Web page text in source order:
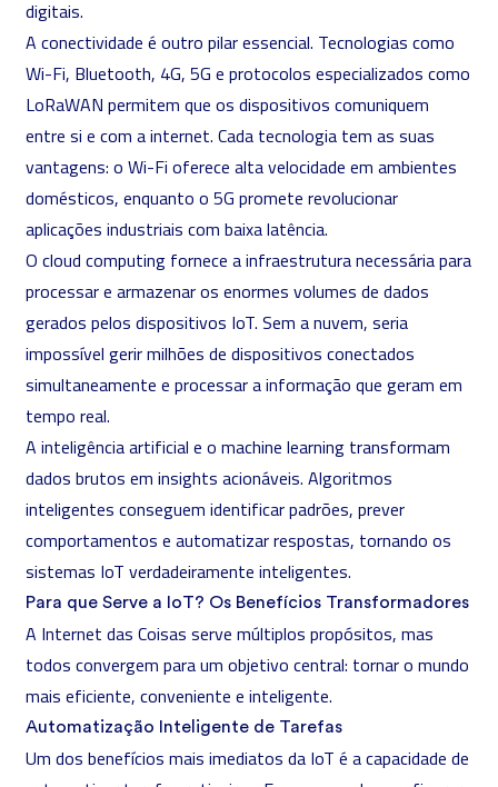
digitais.
A conectividade é outro pilar essencial. Tecnologias como
Wi-Fi, Bluetooth, 4G, 5G e protocolos especializados como
LoRaWAN permitem que os dispositivos comuniquem
entre si e com a internet. Cada tecnologia tem as suas
vantagens: o Wi-Fi oferece alta velocidade em ambientes
domésticos, enquanto o 5G promete revolucionar
aplicações industriais com baixa latência.
O cloud computing fornece a infraestrutura necessária para
processar e armazenar os enormes volumes de dados
gerados pelos dispositivos IoT. Sem a nuvem, seria
impossível gerir milhões de dispositivos conectados
simultaneamente e processar a informação que geram em
tempo real.
A inteligência artificial e o machine learning transformam
dados brutos em insights acionáveis. Algoritmos
inteligentes conseguem identificar padrões, prever
comportamentos e automatizar respostas, tornando os
sistemas IoT verdadeiramente inteligentes.
Para que Serve a IoT? Os Benefícios Transformadores
A Internet das Coisas serve múltiplos propósitos, mas
todos convergem para um objetivo central: tornar o mundo
mais eficiente, conveniente e inteligente.
Automatização Inteligente de Tarefas
Um dos benefícios mais imediatos da IoT é a capacidade de